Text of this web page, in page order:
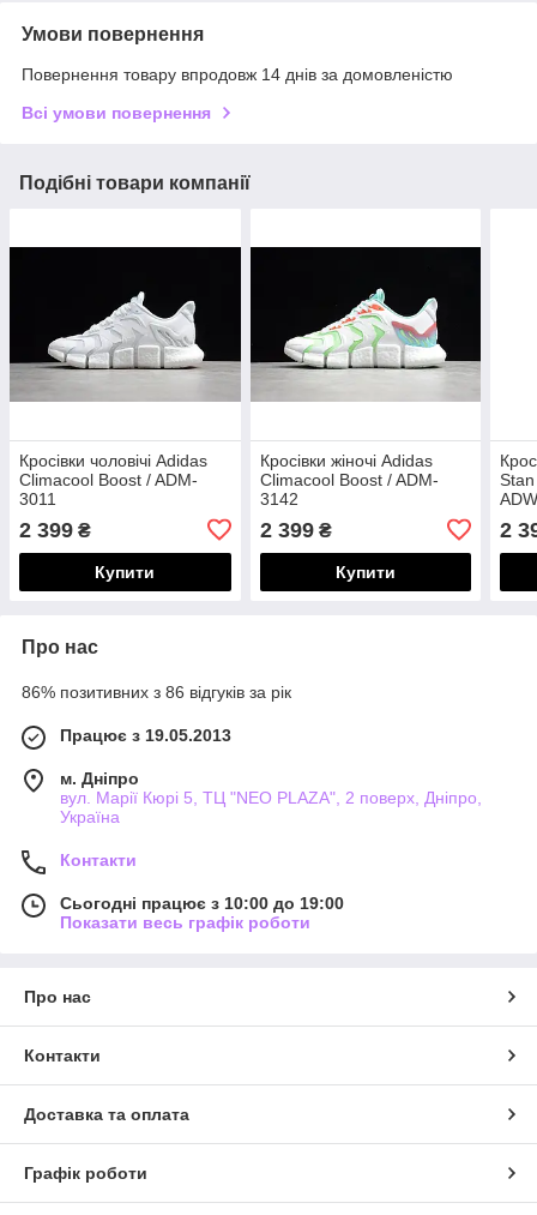
Умови повернення
Повернення товару впродовж 14 днів за домовленістю
Всі умови повернення
Подібні товари компанії
Кросівки чоловічі Adidas
Climacool Boost / ADM-
3011
2 399 ₴
Купити
Кросівки жіночі Adidas
Climacool Boost / ADM-
3142
2 399₴
Купити
2
Про нас
86% позитивних з 86 відгуків за рік
Працює з 19.05.2013
м. Дніпро
вул. Марії Кюрі 5, ТЦ "NEO PLAZA", 2 поверх, Дніпро,
Україна
Контакти
Сьогодні працює з 10:00 до 19:00
Показати весь графік роботи
Про нас
Контакти
Доставка та оплата
Графік роботи